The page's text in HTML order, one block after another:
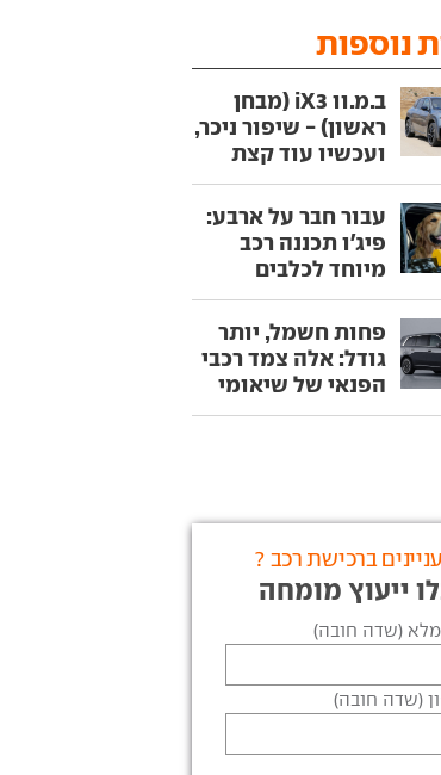
נוספות
ב.מ.וו iX3 (מבחן
ראשון) - שיפור ניכר,
ועכשיו עוד קצת
עבור חבר על ארבע:
פיג'ו תכננה רכב
מיוחד לכלבים
פחות חשמל, יותר
גודל: אלה צמד רכבי
הפנאי של שיאומי
ברכישת רכב ?
ייעוץ מומחה
(שדה חובה)
(שדה חובה)